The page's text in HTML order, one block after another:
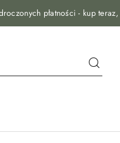
płatności - kup teraz,